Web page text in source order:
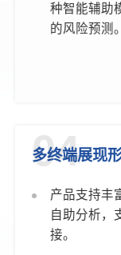
种智能辅助
的风险预测。
04
多终端展现
产品支持丰
自助分析，
接。